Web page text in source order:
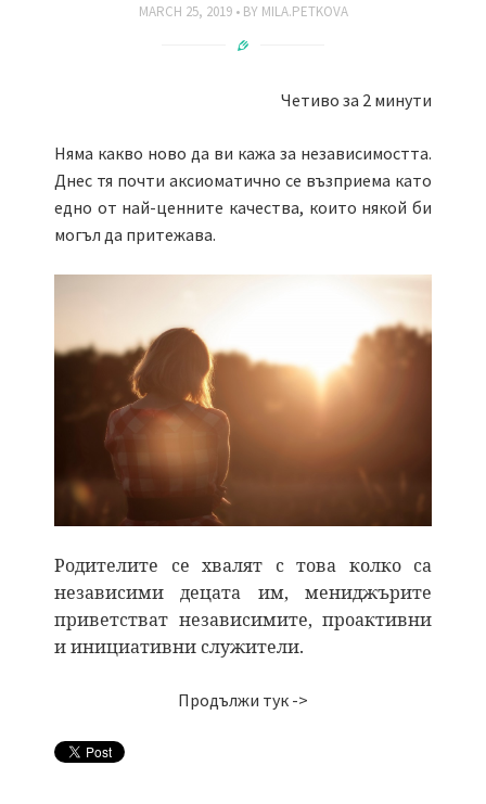
MARCH 25, 2019 BY MILA.PETKOVA
Четиво за 2 минути
Няма какво ново да ви кажа за независимостта.
Днес тя почти аксиоматично се възприема като
едно от най-ценните качества, които някой би
могъл да притежава.
Родителите се хвалят с това колко са
независими децата им, мениджърите
приветстват независимите, проактивни
и инициативни служители.
Продължи тук ->